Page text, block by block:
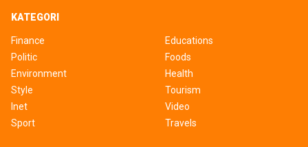
KATEGORI
Finance
Politic
Environment
Style
Inet
Sport
Educations
Foods
Health
Tourism
Video
Travels